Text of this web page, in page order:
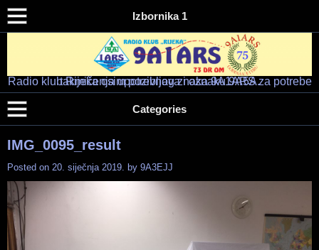
Izbornika 1
Radio klub "RIJEKA" – 9A1ARS – 9A5A
HAM RADIO KLUB RIJEKA
Radio klub Rijeka osim pozivnog znaka 9A1ARS za potrebe takmičenja upotrebljava i oznaku 9A5A.
Categories
IMG_0095_result
Posted on 20. siječnja 2019. by 9A3EJJ